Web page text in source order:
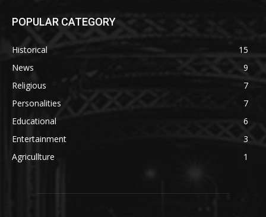
POPULAR CATEGORY
Historical
15
News
9
Religious
7
Personalities
7
Educational
6
Entertainment
3
Agricullture
1